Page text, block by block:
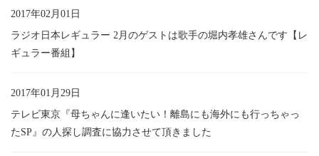
2017年02月01日
ラジオ日本レギュラー 2月のゲストは歌手の堀内孝雄さんです【レ
ギュラー番組】
2017年01月29日
テレビ東京『母ちゃんに逢いたい！離島にも海外にも行っちゃっ
たSP』の人探し調査に協力させて頂きました